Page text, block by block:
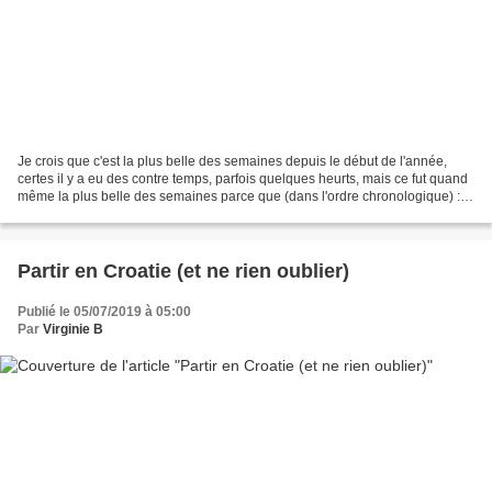
Je crois que c'est la plus belle des semaines depuis le début de l'année,
certes il y a eu des contre temps, parfois quelques heurts, mais ce fut quand
même la plus belle des semaines parce que (dans l'ordre chronologique) : je
Partir en Croatie (et ne rien oublier)
Publié le 05/07/2019 à 05:00
Par Virginie B